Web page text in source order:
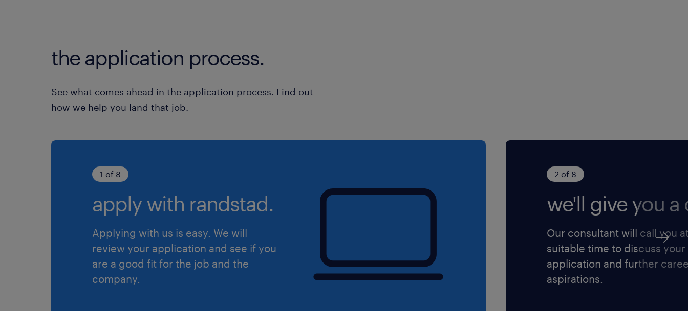
(SAP est un atout)
the application process.
See what comes ahead in the application process. Find out
how we help you land that job.
1 of 8
apply with randstad.
Applying with us is easy. We will
review your application and see if you
are a good fit for the job and the
company.
2 of 8
we'll give you a
Our consultant will call you
suitable time to discuss your
application and further
aspirations.